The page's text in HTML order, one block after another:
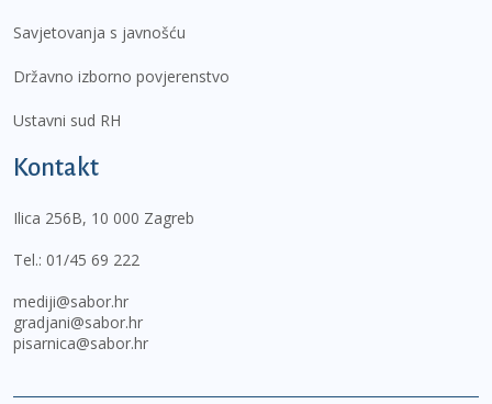
Savjetovanja s javnošću
Državno izborno povjerenstvo
Ustavni sud RH
Kontakt
Ilica 256B, 10 000 Zagreb
Tel.: 01/45 69 222
mediji@sabor.hr
gradjani@sabor.hr
pisarnica@sabor.hr